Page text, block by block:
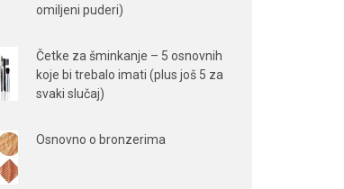
omiljeni puderi)
Četke za šminkanje – 5 osnovnih
koje bi trebalo imati (plus još 5 za
svaki slučaj)
Osnovno o bronzerima